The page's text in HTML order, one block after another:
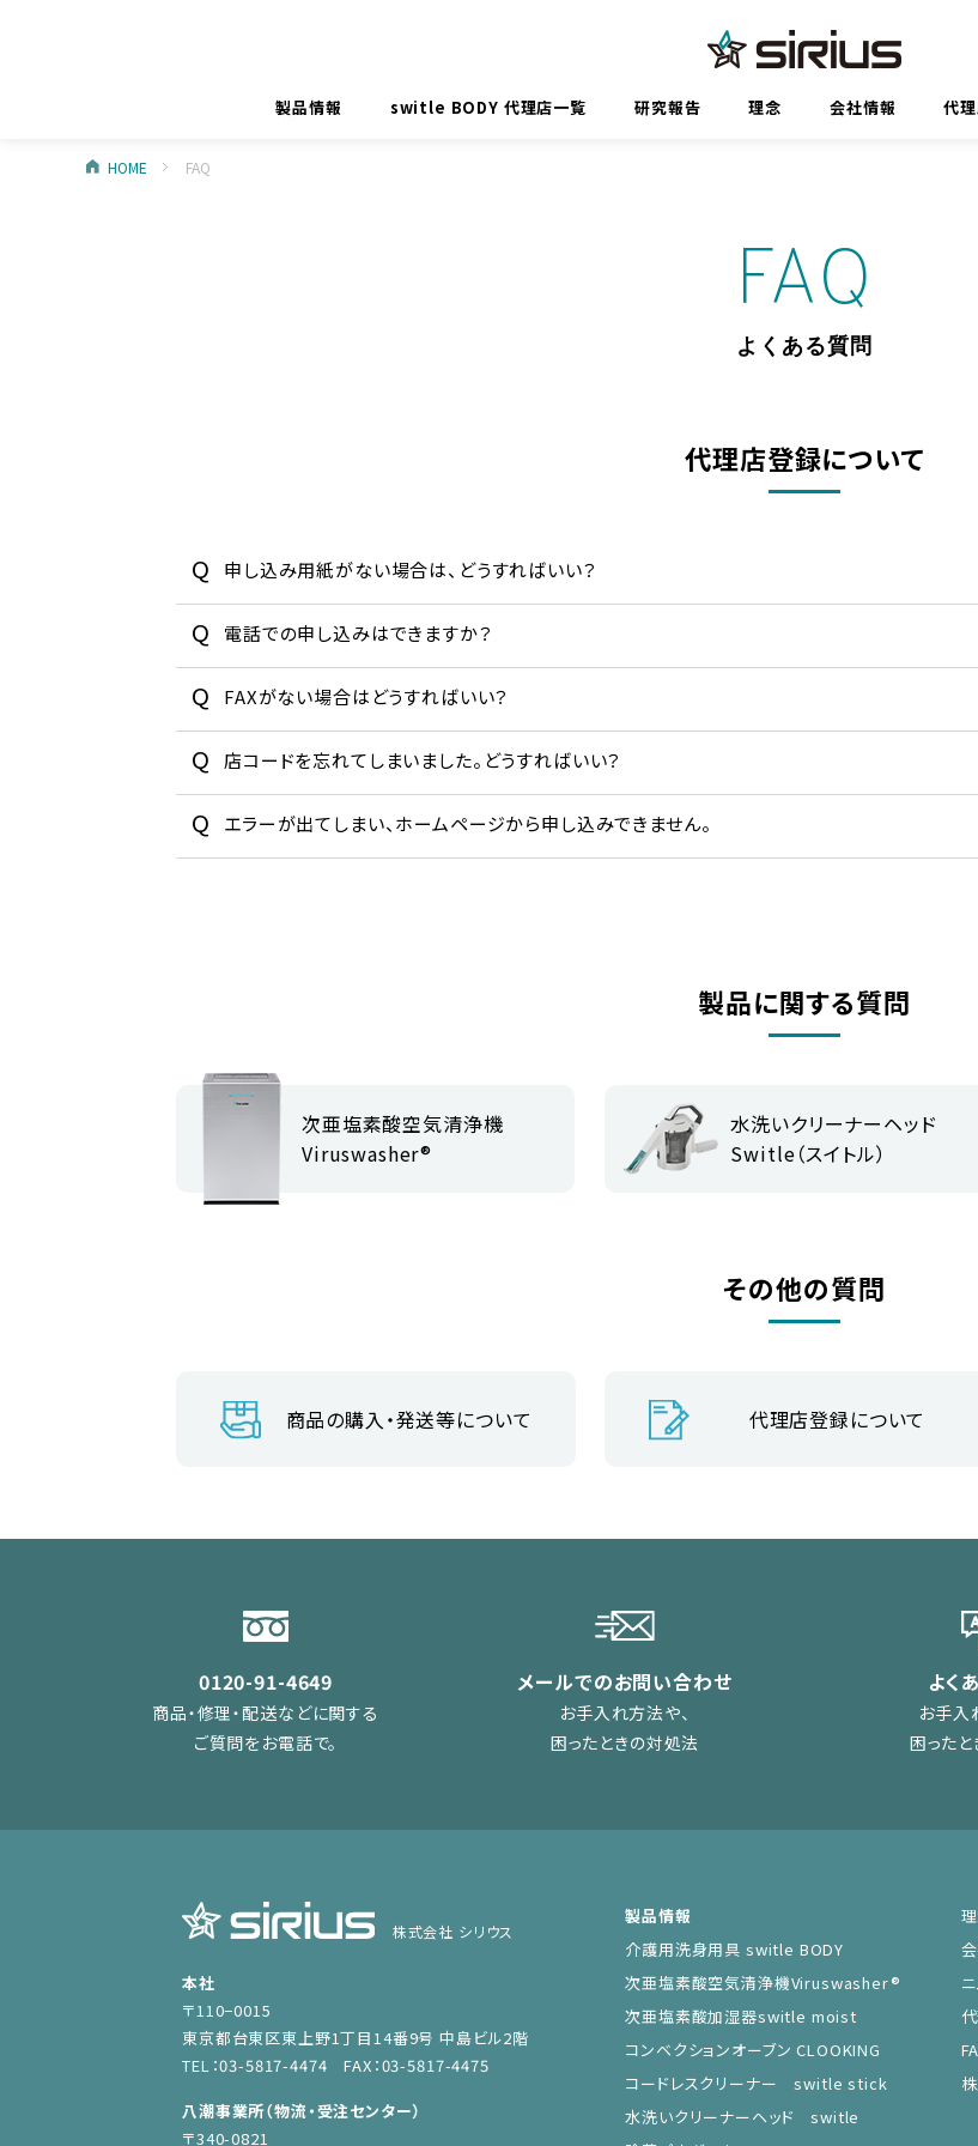
製品情報 switle BODY 代理店一覧 研究報告 理念 会社情報 代
HOME FAQ
FAQ
よくある質問
代理店登録について
申し込み用紙がない場合は、どうすればいい？
電話での申し込みはできますか？
FAXがない場合はどうすればいい？
店コードを忘れてしまいました。どうすればいい？
エラーが出てしまい、ホームページから申し込みできません。
製品に関する質問
次亜塩素酸空気清浄機
Viruswasher®︎
水洗いクリーナーヘッド
Switle（スイトル）
その他の質問
商品の購入・発送等について 代理店登録について
0120-91-4649
商品・修理・配送などに関する
ご質問をお電話で。
メールでのお問い合わせ
お手入れ方法や、
困ったときの対処法
よく
お手入
困った
株式会社 シリウス
本社
〒110−0015
東京都台東区東上野1丁目14番9号 中島ビル2階
TEL：03-5817-4474 FAX：03-5817-4475
八潮事業所（物流・受注センター）
〒340-0821
製品情報
介護用洗身用具 switle BODY
次亜塩素酸空気清浄機Viruswasher®︎
次亜塩素酸加湿器switle moist
コンベクションオーブン CLOOKING
コードレスクリーナー switle stick
水洗いクリーナーヘッド switle